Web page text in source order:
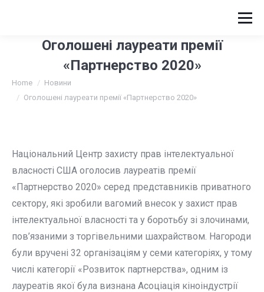
Оголошені лауреати премії
«Партнерство 2020»
You are here:
Home
Новини
Оголошені лауреати премії «Партнерство 2020»
Національний Центр захисту прав інтелектуальної
власності США оголосив лауреатів премії
«Партнерство 2020» серед представників приватного
сектору, які зробили вагомий внесок у захист прав
інтелектуальної власності та у боротьбу зі злочинами,
пов’язаними з торгівельними шахрайством. Нагороди
були вручені 32 організаціям у семи категоріях, у тому
числі категорії «Розвиток партнерства», одним із
лауреатів якої була визнана Асоціація кіноіндустрії